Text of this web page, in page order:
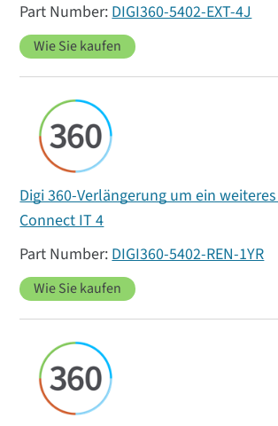
DIGI360-5402-EXT-4J
Wie Sie kaufen
Digi 360-Verlängerung um ein
Connect IT 4
DIGI360-5402-REN-1YR
Wie Sie kaufen